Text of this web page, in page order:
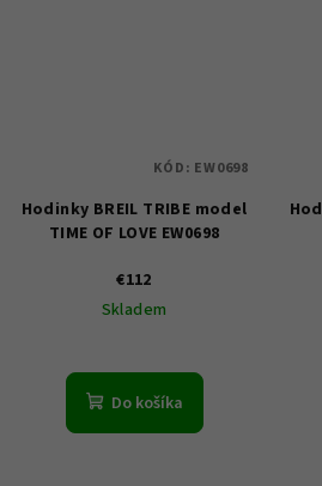
Hodinky BREIL TRIBE model
TIME OF LOVE EW0698
€112
Skladem
Do košíka
KÓD: EW0698